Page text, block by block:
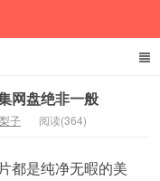
网盘绝非一般
子 阅读(364)
都是纯净无暇的美